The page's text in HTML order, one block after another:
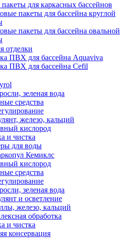
для каркасных бассейнов
пакеты для бассейна круглой
пакеты для бассейна овальной
отделки
ПВХ для бассейна Aquaviva
ПВХ для бассейна Cefil
зеленая вода
средства
железо, кальций
кислород
и чистка
для воды
Кемиклс
кислород
средства
зеленая вода
и осветление
железо, кальций
обработка
и чистка
консервация